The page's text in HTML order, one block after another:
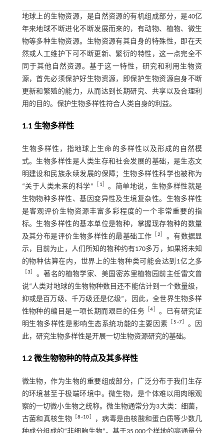
地球上的生物资源，是自然资源的有机组成部分，是40亿
年来地球不断进化不断发展而来的，有动物、植物、微生
物等多种生物资源。生物资源有其自身的特殊性，即在天
然或人工维护下可不断更新、繁衍的特性，这一点完全不
同于其他自然资源。基于这一特性，研究和利用生物资
源，首先必须保护好生物资源，即保护生物资源自身不断
更新和繁殖的能力，从而达到长期研究、共享以及合理利
用的目的。保护生物多样性符合人类自身的利益。
1.1 生物多样性
生物多样性，指地球上生命的多样性以及形成的自然模
式。生物多样性是人类生存和社会发展的基础，是生态文
明建设和民族永续发展的保障；生物多样性科学也被称为
“关于人类未来的科学”
1
。简单地说，生物多样性就是
生物物种多样性、基因变异性及生境复杂性。生物多样性
是客观评价生物资源丰富多彩程度的一个非常重要的指
标。生物多样性的基本单位是物种，掌握现存物种的数量
及其分布是评价生物多样性的最基础工作
2
。有数据显
示，目前为止，人们所知的物种约有170多万，如果将未知
的物种估算在内，世界上的生物种类可能会达到1亿之多
［3
。著名的植物学家、美国密苏里植物园前主任雷文曾
说“人类对地球的生物物种数目还不能估计到一个数量级，
抑或是百万级、千万级还是亿级”，因此，全世界生物多样
性物种的编目是一项长期而艰巨的任务［4
。已有研究证
明生物多样性是影响生态系统功能的主要因素
5~7］ 。因
此，研究生物多样性是开展一切生物资源研究的基础。
1.2 微生物物种的特点及其多样性
微生物，作为生物的重要组成部分，广泛分布于我们生存
的环境甚至于极端环境中。微生物，是个体难以用肉眼观
察的一切微小生物之统称。微生物通常分为3大类：细菌，
古菌和真核生物［8~10
，病毒是由核酸和蛋白质等少数几